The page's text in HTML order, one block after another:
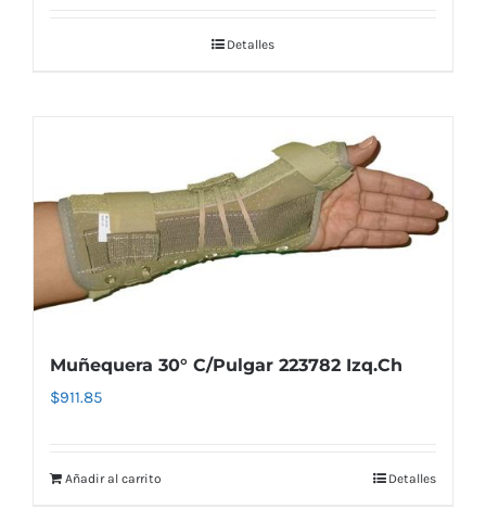
Detalles
Muñequera 30° C/Pulgar 223782 Izq.Ch
$911.85
Añadir al carrito Detalles